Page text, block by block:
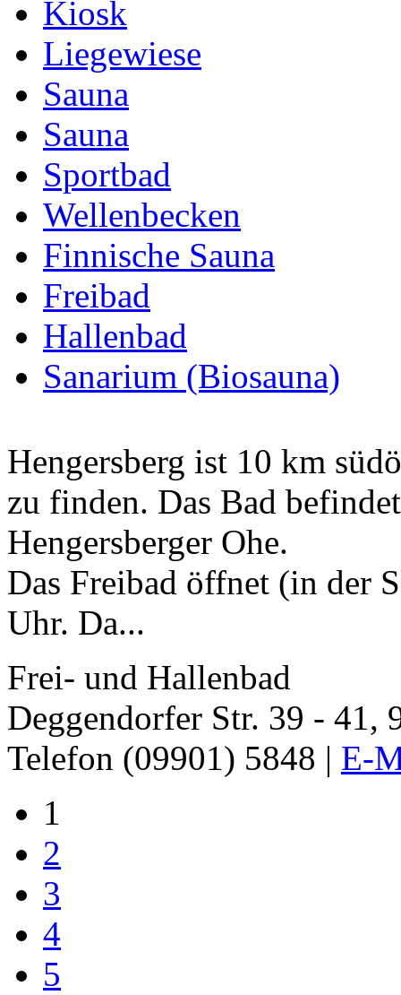
Kiosk
Liegewiese
Sauna
Sauna
Sportbad
Wellenbecken
Finnische Sauna
Freibad
Hallenbad
Sanarium (Biosauna)
Hengersberg ist 10 km
zu finden. Das Bad
Hengersberger Ohe.
Das Freibad öffnet (in der
Uhr. Da...
Frei- und Hallenbad
Deggendorfer Str. 39 - 41,
Telefon (09901) 5848 | E-
1
2
3
4
5